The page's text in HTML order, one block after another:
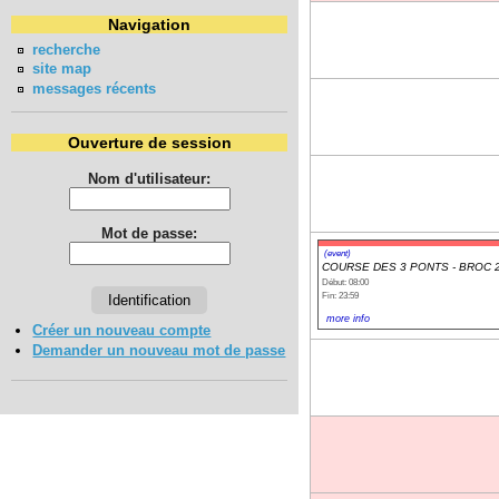
Navigation
recherche
site map
messages récents
Ouverture de session
Nom d'utilisateur:
Mot de passe:
Créer un nouveau compte
Demander un nouveau mot de passe
(event)
COURSE DES 3 PONTS - BROC
Début: 08:00
Fin: 23:59
more info